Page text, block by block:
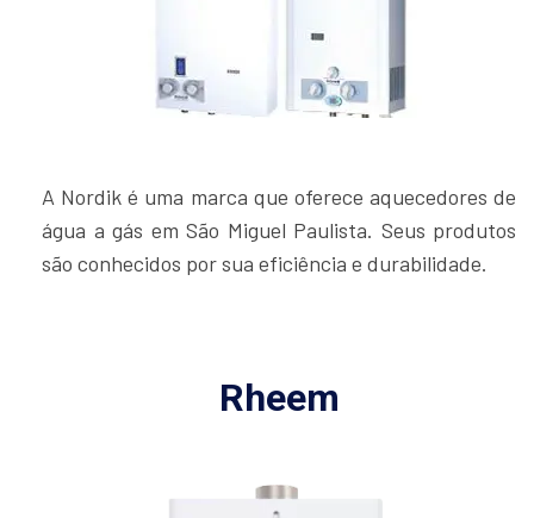
A Nordik é uma marca que oferece aquecedores de
água a gás em São Miguel Paulista. Seus produtos
são conhecidos por sua eficiência e durabilidade.
Rheem